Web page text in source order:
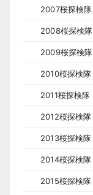
2007桜探検隊
2008桜探検隊
2009桜探検隊
2010桜探検隊
2011桜探検隊
2012桜探検隊
2013桜探検隊
2014桜探検隊
2015桜探検隊